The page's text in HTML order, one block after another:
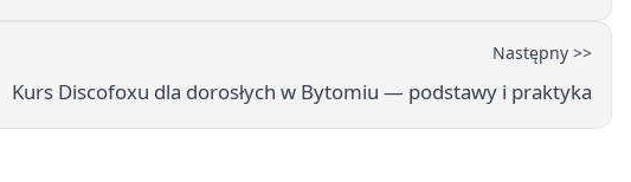
Następny >>
Kurs Discofoxu dla dorosłych w Bytomiu — podstawy i praktyka